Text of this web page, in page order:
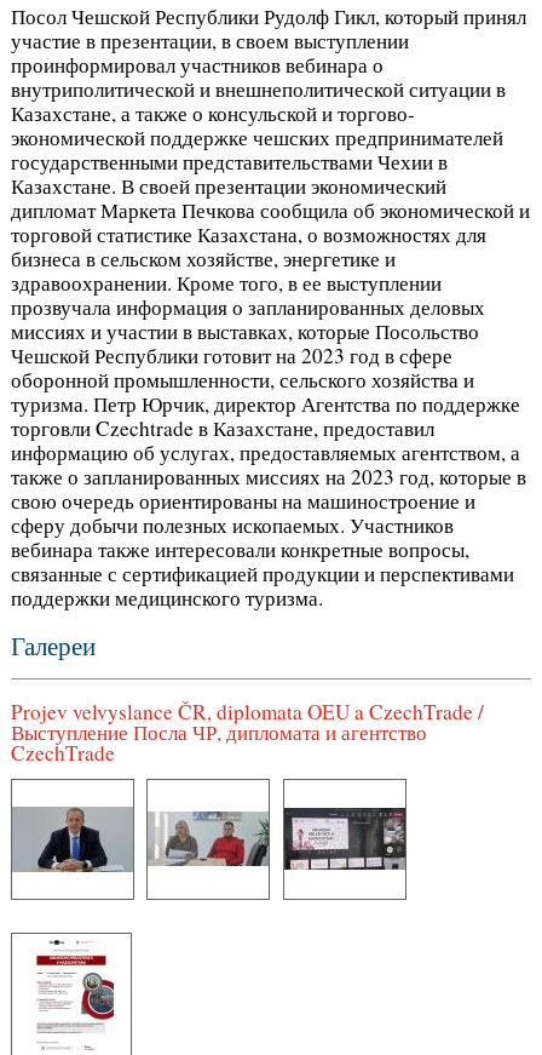
Посол Чешской Республики Рудолф Гикл, который принял
участие в презентации, в своем выступлении
проинформировал участников вебинара о
внутриполитической и внешнеполитической ситуации в
Казахстане, а также о консульской и торгово-
экономической поддержке чешских предпринимателей
государственными представительствами Чехии в
Казахстане. В своей презентации экономический
дипломат Маркета Печкова сообщила об экономической и
торговой статистике Казахстана, о возможностях для
бизнеса в сельском хозяйстве, энергетике и
здравоохранении. Кроме того, в ее выступлении
прозвучала информация о запланированных деловых
миссиях и участии в выставках, которые Посольство
Чешской Республики готовит на 2023 год в сфере
оборонной промышленности, сельского хозяйства и
туризма. Петр Юрчик, директор Агентства по поддержке
торговли Czechtrade в Казахстане, предоставил
информацию об услугах, предоставляемых агентством, а
также о запланированных миссиях на 2023 год, которые в
свою очередь ориентированы на машиностроение и
сферу добычи полезных ископаемых. Участников
вебинара также интересовали конкретные вопросы,
связанные с сертификацией продукции и перспективами
поддержки медицинского туризма.
Галереи
Projev velvyslance ČR, diplomata OEU a CzechTrade /
Выступление Посла ЧР, дипломата и агентство
CzechTrade